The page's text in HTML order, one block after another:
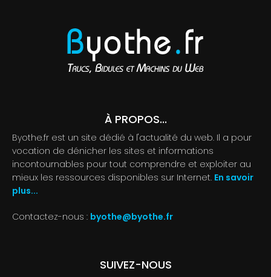
À PROPOS...
Byothe.fr est un site dédié à l'actualité du web. Il a pour
vocation de dénicher les sites et informations
incontournables pour tout comprendre et exploiter au
mieux les ressources disponibles sur Internet. En savoir
plus...
Contactez-nous : byothe@byothe.fr
SUIVEZ-NOUS